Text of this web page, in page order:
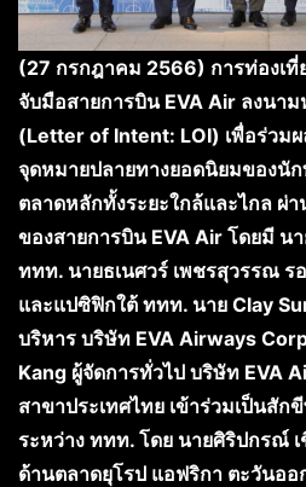
(27 กรกฎาคม 2566) การท่องเที่
จับมือสายการบิน EVA Air ลงนาม
(Letter of Intent: LOI) เพื่อร่วม
จุดหมายปลายทางยอดนิยมของนัก
ตลาดหลักทั้งระยะใกล้และไกล ผ่
ของสายการบิน EVA Air โดยมี น
ททท. นายธเนศวร์ เพชรสุวรรณ ร
และแปซิฟิกใต้ ททท. นาย Clay
บริหาร บริษัท EVA Airways
Kang ผู้จัดการทั่วไป บริษัท EVA
สาขาประเทศไทย เข้าร่วมเป็นสัก
ระหว่าง ททท. โดย นายศิริปกรณ์
ด้านตลาดยุโรป แอฟริกา ตะวันออ